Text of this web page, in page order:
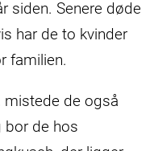
siden. Senere døde
har de to kvinder
familien.
mistede de også
bor de hos